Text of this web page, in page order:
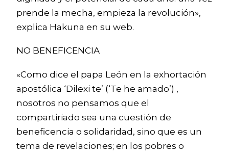
prende la mecha, empieza la revolución»,
explica Hakuna en su web.
NO BENEFICENCIA
«Como dice el papa León en la exhortación
apostólica ‘Dilexi te’ (‘Te he amado’) ,
nosotros no pensamos que el
compartiriado sea una cuestión de
beneficencia o solidaridad, sino que es un
tema de revelaciones; en los pobres o